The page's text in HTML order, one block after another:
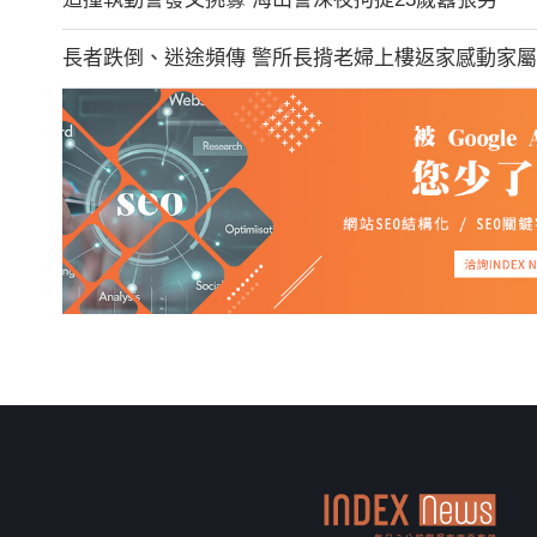
長者跌倒、迷途頻傳 警所長揹老婦上樓返家感動家屬